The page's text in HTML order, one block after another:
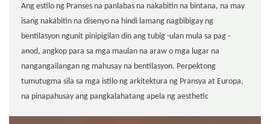
Ang estilo ng Pranses na panlabas na nakabitin na bintana, na may
isang nakabitin na disenyo na hindi lamang nagbibigay ng
bentilasyon ngunit pinipigilan din ang tubig -ulan mula sa pag -
anod, angkop para sa mga maulan na araw o mga lugar na
nangangailangan ng mahusay na bentilasyon. Perpektong
tumutugma sila sa mga istilo ng arkitektura ng Pransya at Europa,
na pinapahusay ang pangkalahatang apela ng aesthetic